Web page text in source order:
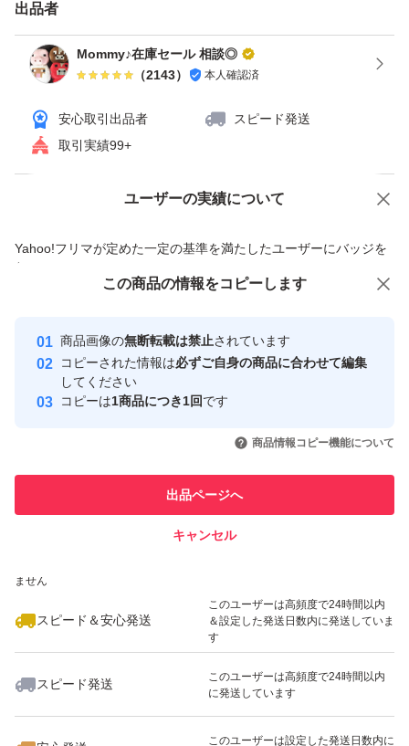
#クルミ
出品者
Mommy♪在庫セール 相談◎
（2143） 本人確認済
安心取引出品者
スピード発送
取引実績99+
ユーザーの実績について
Yahoo!フリマが定めた一定の基準を満たしたユーザーにバッジを
付与しています
安心取引出品者
心・安全なユーザーです
取引実績
引を完了させた実績があります
での取引実績があります
ません
スピード＆安心発送
このユーザーは高頻度で24時間以内
＆設定した発送日数内に発送していま
す
スピード発送
このユーザーは高頻度で24時間以内
に発送しています
このユーザーは設定した発送日数内に
価格の相談 商品への質問
この商品の情報をコピーします
商品画像の無断転載は禁止されています
コピーされた情報は必ずご自身の商品に合わせて編集
してください
コピーは1商品につき1回です
商品情報コピー機能について
出品ページへ
キャンセル
この商品をみている人にオススメ
いいね！
1,000